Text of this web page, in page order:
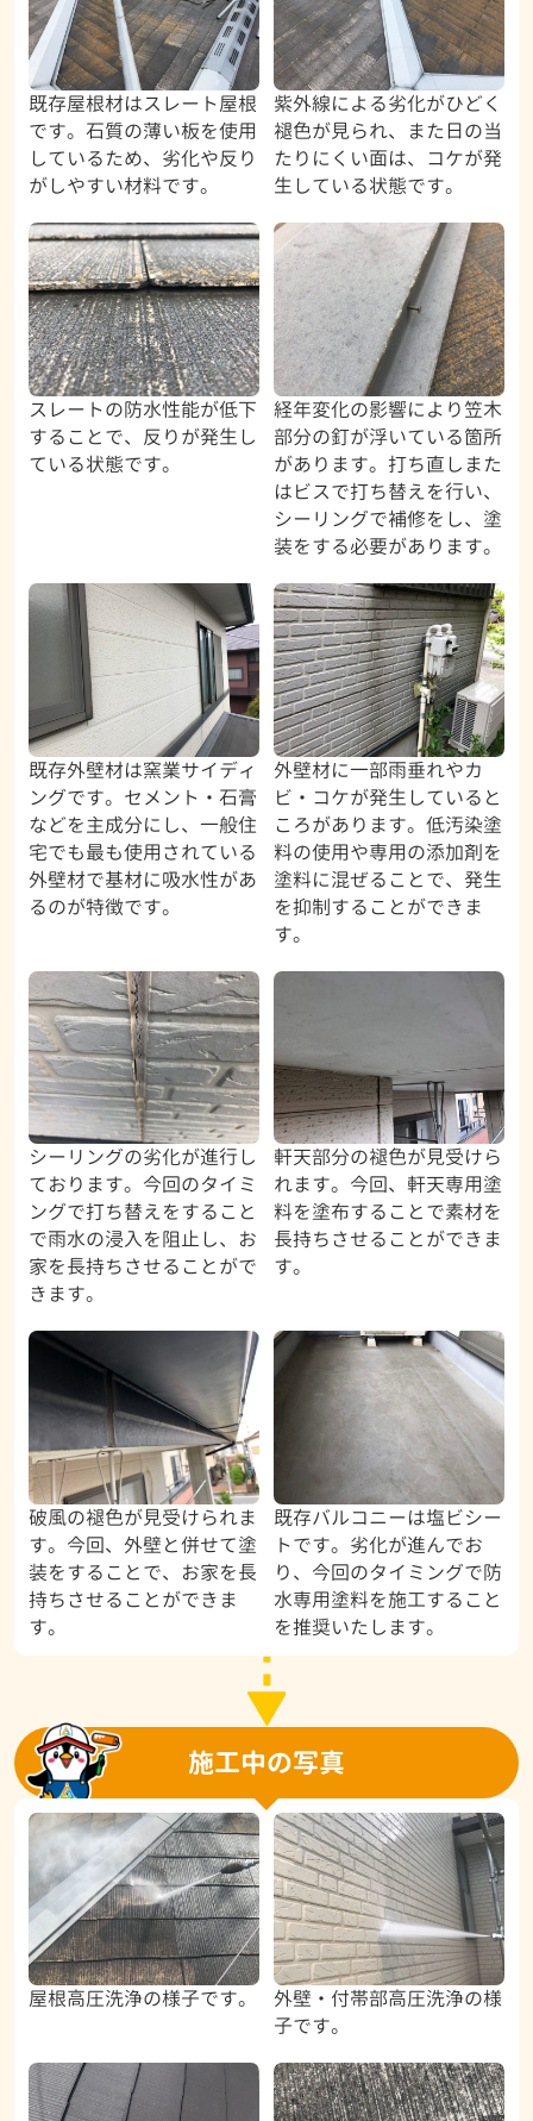
既存屋根材はスレート屋根
です。石質の薄い板を使用
しているため、劣化や反り
がしやすい材料です。
紫外線による劣化がひどく
褪色が見られ、また日の当
たりにくい面は、コケが発
生している状態です。
スレートの防水性能が低下
することで、反りが発生し
ている状態です。
経年変化の影響により笠木
部分の釘が浮いている箇所
があります。打ち直しまた
はビスで打ち替えを行い、
シーリングで補修をし、塗
装をする必要があります。
既存外壁材は窯業サイディ
ングです。セメント・石膏
などを主成分にし、一般住
宅でも最も使用されている
外壁材で基材に吸水性があ
るのが特徴です。
外壁材に一部雨垂れやカ
ビ・コケが発生していると
ころがあります。低汚染塗
料の使用や専用の添加剤を
塗料に混ぜることで、発生
を抑制することができま
す。
シーリングの劣化が進行し
ております。今回のタイミ
ングで打ち替えをすること
で雨水の浸入を阻止し、お
家を長持ちさせることがで
きます。
軒天部分の褪色が見受けら
れます。今回、軒天専用塗
料を塗布することで素材を
長持ちさせることができま
す。
破風の褪色が見受けられま
す。今回、外壁と併せて塗
装をすることで、お家を長
持ちさせることができま
す。
既存バルコニーは塩ビシー
トです。劣化が進んでお
り、今回のタイミングで防
水専用塗料を施工すること
を推奨いたします。
施工中の写真
屋根高圧洗浄の様子です。
外壁・付帯部高圧洗浄の様
子です。